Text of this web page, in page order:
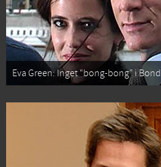
Eva Green: Inget “bong-bong” i Bond